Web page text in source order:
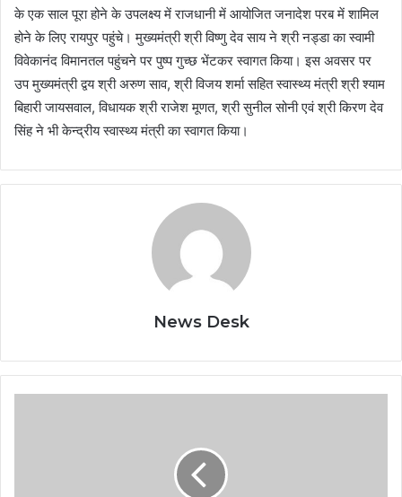
के एक साल पूरा होने के उपलक्ष्य में राजधानी में आयोजित जनादेश परब में शामिल
होने के लिए रायपुर पहुंचे। मुख्यमंत्री श्री विष्णु देव साय ने श्री नड्डा का स्वामी
विवेकानंद विमानतल पहुंचने पर पुष्प गुच्छ भेंटकर स्वागत किया। इस अवसर पर
उप मुख्यमंत्री द्वय श्री अरुण साव, श्री विजय शर्मा सहित स्वास्थ्य मंत्री श्री श्याम
बिहारी जायसवाल, विधायक श्री राजेश मूणत, श्री सुनील सोनी एवं श्री किरण देव
सिंह ने भी केन्द्रीय स्वास्थ्य मंत्री का स्वागत किया।
News Desk